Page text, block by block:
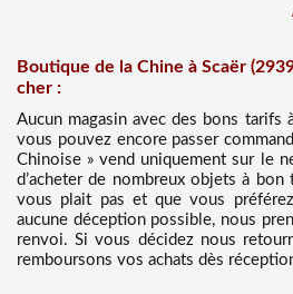
Boutique de la Chine à Scaër
cher :
Aucun magasin avec des bons tarifs
vous pouvez encore passer
Chinoise » vend uniquement sur le
d’acheter de nombreux objets à
vous plait pas et que vous
aucune déception possible, nous
renvoi. Si vous décidez nous
remboursons vos achats dès